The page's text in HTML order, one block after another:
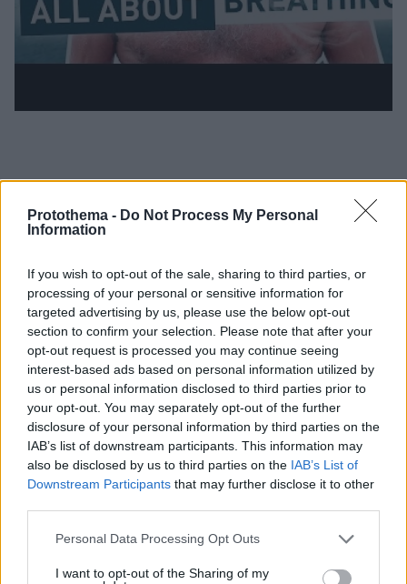
Protothema - Do Not Process My Personal
Information
If you wish to opt-out of the sale, sharing to third parties, or
processing of your personal or sensitive information for
targeted advertising by us, please use the below opt-out
section to confirm your selection. Please note that after your
opt-out request is processed you may continue seeing
interest-based ads based on personal information utilized by
us or personal information disclosed to third parties prior to
your opt-out. You may separately opt-out of the further
disclosure of your personal information by third parties on the
IAB’s list of downstream participants. This information may
also be disclosed by us to third parties on the IAB’s List of
Downstream Participants that may further disclose it to other
Please note that this website/app uses one or more Google
not limited to your visit or usage behaviour. You may click to
Personal Data Processing Opt Outs
I want to opt-out of the Sharing of my
έλεγχο του νου μέσωασκήσεων αναπνοής.
Αν
τομυαλόπειστεί, το
φυσικά στο βιβλίο του περιλαμβάνονται
διάφοροι μπούσουλες: από το βασικό
πρωτόκολλο αναπνοής αλλά και ελέγχου του
τρόπου σκέψης μέχρι μια αναλυτική άσκηση
για να ξεπεράσει κανείς τοhangoverσε μόλις
20 λεπτά της ώρας. Ο ίδιος, που έχει διαθέσει
τον εαυτό του πολλάκις ως πειραματόζωο σε
πανεπιστημιακές ομάδες οι οποίες
προσπαθούν να αποκρυπτογραφήσουν τον
υποστηρίζει με ζέση ιεροκήρυκα ότι η μέθοδός
του μπορεί ακόμα να βοηθήσει στη θεαματική